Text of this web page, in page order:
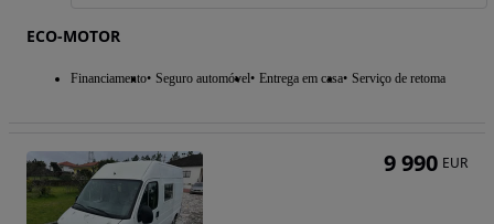
ECO-MOTOR
Financiamento Seguro automóvel Entrega em casa Serviço de retoma
9 990 EUR